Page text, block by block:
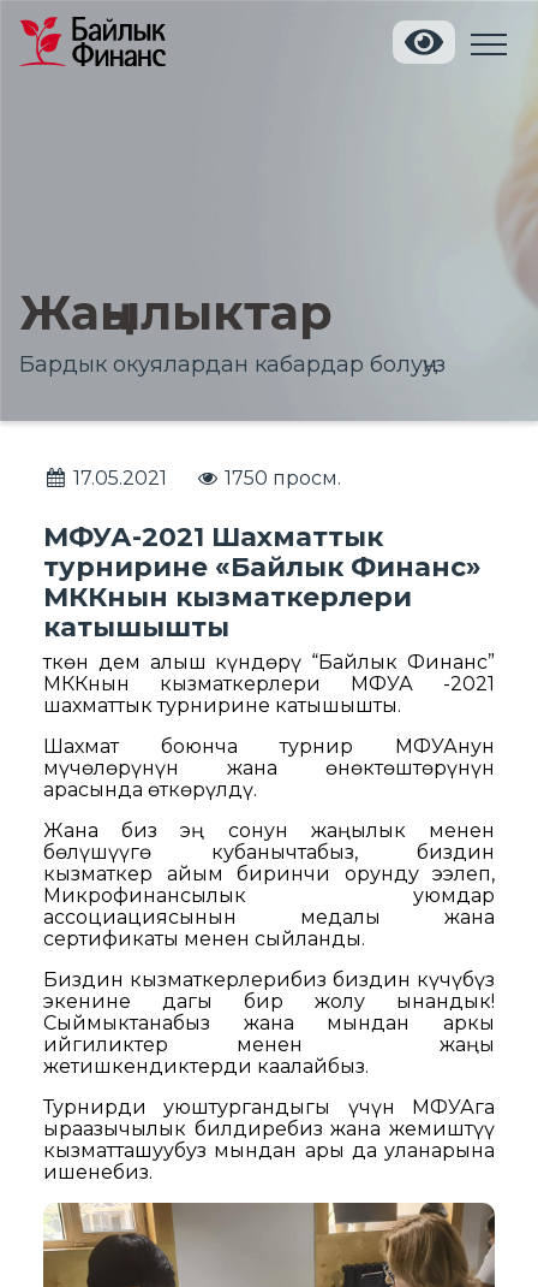
Жаңылыктар
Бардык окуялардан кабардар болуңуз
17.05.2021 1750 просм.
МФУА-2021 Шахматтык
турнирине «Байлык Финанс»
МККнын кызматкерлери
катышышты
Өткөн дем алыш күндөрү “Байлык Финанс”
МККнын кызматкерлери МФУА -2021
шахматтык турнирине катышышты.
Шахмат боюнча турнир МФУАнун
мүчөлөрүнүн жана өнөктөштөрүнүн
арасында өткөрүлдү.
Жана биз эң сонун жаңылык менен
бөлүшүүгѳ кубанычтабыз, биздин
кызматкер айым биринчи орунду ээлеп,
Микрофинансылык уюмдар
ассоциациясынын медалы жана
сертификаты менен сыйланды.
Биздин кызматкерлерибиз биздин күчүбүз
экенине дагы бир жолу ынандык!
Сыймыктанабыз жана мындан аркы
ийгиликтер менен жаңы
жетишкендиктерди каалайбыз.
Турнирди уюштургандыгы үчүн МФУАга
ыраазычылык билдиребиз жана жемиштүү
кызматташуубуз мындан ары да уланарына
ишенебиз.